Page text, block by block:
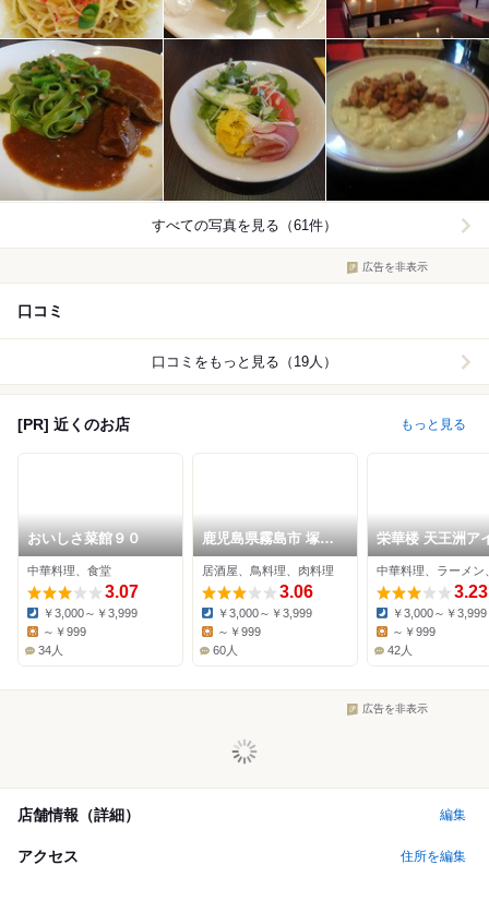
すべての写真を見る（61件）
広告を非表示
口コミ
口コミをもっと見る（19人）
[PR] 近くのお店 もっと見る
おいしさ菜館９０
中華料理、食堂
3.07
Dinner:
￥3,000～￥3,999
Lunch:
～￥999
34人
鹿児島県霧島市 塚田
農場 天王洲アイル店
居酒屋、鳥料理、肉料理
3.06
Dinner:
￥3,000～￥3,999
Lunch:
～￥999
60人
栄華楼 天王洲ア
号店
3.23
Dinner:
￥3,000～￥3,999
Lunch:
～￥999
42人
広告を非表示
店舗情報（詳細） 編集
アクセス 住所を編集